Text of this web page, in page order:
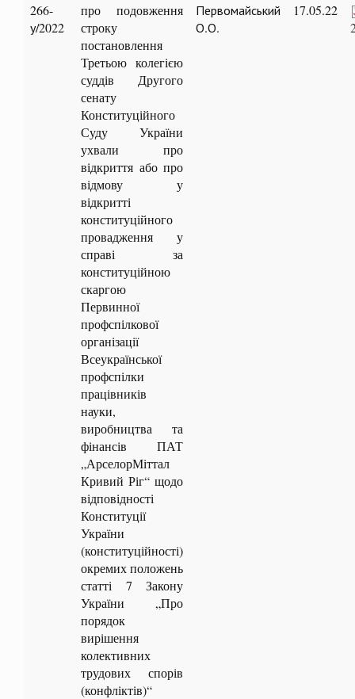
266-
у/2022
про подовження
строку
постановлення
Третьою колегією
суддів Другого
сенату
Конституційного
Суду України
ухвали про
відкриття або про
відмову у
відкритті
конституційного
провадження у
справі за
конституційною
скаргою
Первинної
профспілкової
організації
Всеукраїнської
профспілки
працівників
науки,
виробництва та
фінансів ПАТ
„АрселорМіттал
Кривий Ріг“ щодо
відповідності
Конституції
України
(конституційності)
окремих положень
статті 7 Закону
України „Про
порядок
вирішення
колективних
трудових спорів
(конфліктів)“
Первомайський
О.О.
17.05.22